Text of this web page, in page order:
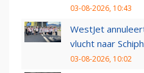
03-08-2026, 10:43
WestJet
vlucht naar
03-08-2026, 10:02